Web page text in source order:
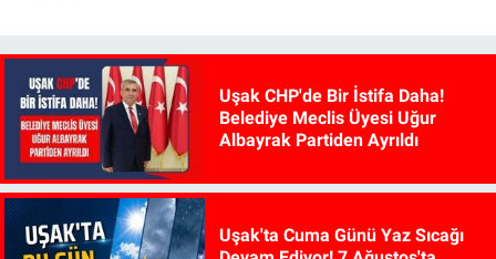
Uşak CHP'de Bir İstifa Daha!
Belediye Meclis Üyesi Uğur
Albayrak Partiden Ayrıldı
Uşak'ta Cuma Günü Yaz Sıcağı